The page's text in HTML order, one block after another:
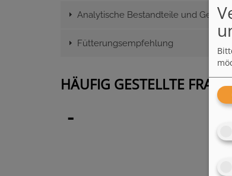
Analytische Bestandteile und
Fütterungsempfehlung
HÄUFIG GESTELLTE